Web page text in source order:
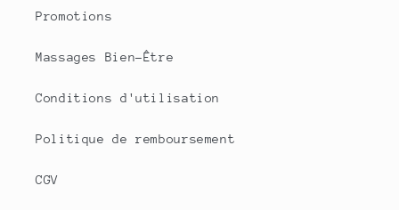
Promotions
Massages Bien-Être
Conditions d'utilisation
Politique de remboursement
CGV